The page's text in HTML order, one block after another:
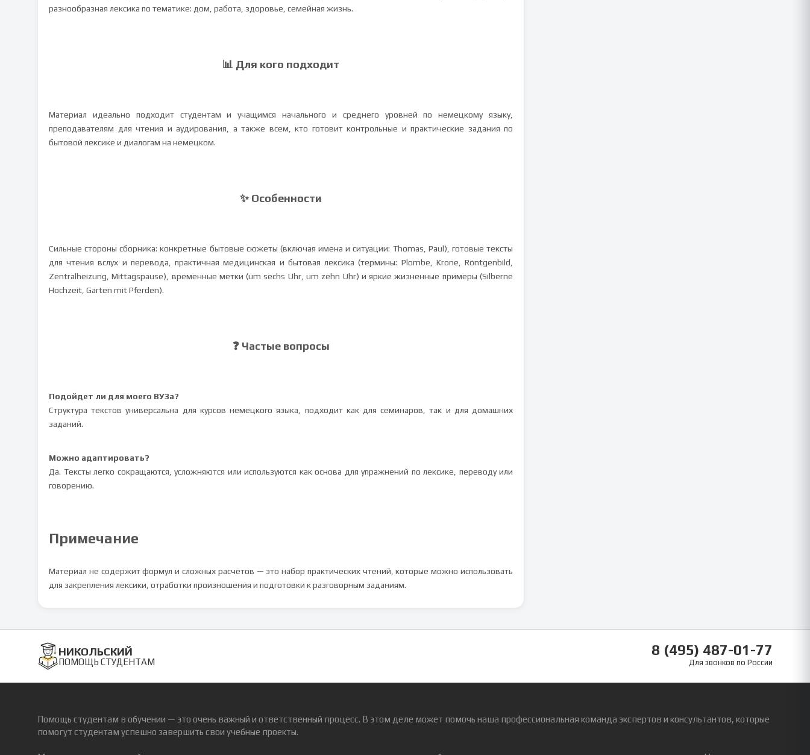
разнообразная лексика по тематике: дом, работа, здоровье, семейная жизнь.
📊 Для кого подходит
Материал идеально подходит студентам и учащимся начального и среднего уровней по немецкому языку,
преподавателям для чтения и аудирования, а также всем, кто готовит контрольные и практические задания по
бытовой лексике и диалогам на немецком.
✨ Особенности
Сильные стороны сборника: конкретные бытовые сюжеты (включая имена и ситуации: Thomas, Paul), готовые тексты
для чтения вслух и перевода, практичная медицинская и бытовая лексика (термины: Plombe, Krone, Röntgenbild,
Zentralheizung, Mittagspause), временные метки (um sechs Uhr, um zehn Uhr) и яркие жизненные примеры (Silberne
Hochzeit, Garten mit Pferden).
❓ Частые вопросы
Подойдет ли для моего ВУЗа?
Структура текстов универсальна для курсов немецкого языка, подходит как для семинаров, так и для домашних
заданий.
Можно адаптировать?
Да. Тексты легко сокращаются, усложняются или используются как основа для упражнений по лексике, переводу или
говорению.
Примечание
Материал не содержит формул и сложных расчётов — это набор практических чтений, которые можно использовать
для закрепления лексики, отработки произношения и подготовки к разговорным заданиям.
НИКОЛЬСКИЙ
ПОМОЩЬ СТУДЕНТАМ
8 (495) 487-01-77
Для звонков по России
Помощь студентам в обучении — это очень важный и ответственный процесс. В этом деле может помочь наша профессиональная команда экспертов и консультантов, которые
помогут студентам успешно завершить свои учебные проекты.